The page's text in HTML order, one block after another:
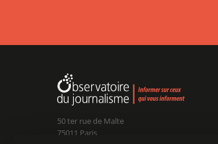
50 ter rue de Malte
75011 Paris